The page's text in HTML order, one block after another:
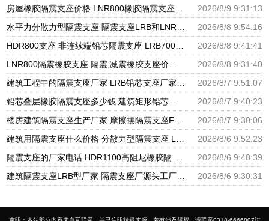
2026/8/9 9:31:13
2026/8/8 9:54:16
2026/8/8 9:41:41
2026/8/8 9:31:40
2026/8/7 9:51:07
2026/8/7 9:40:23
2026/8/7 9:30:06
2026/8/6 9:52:23
2026/8/6 9:40:39
2026/8/6 9:30:31